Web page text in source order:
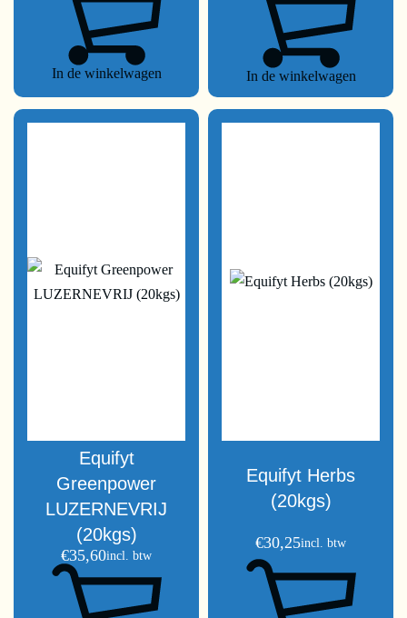
In de winkelwagen In de winkelwagen
Equifyt
Greenpower
LUZERNEVRIJ
(20kgs)
€35,60incl. btw
Equifyt Herbs
(20kgs)
€30,25incl. btw